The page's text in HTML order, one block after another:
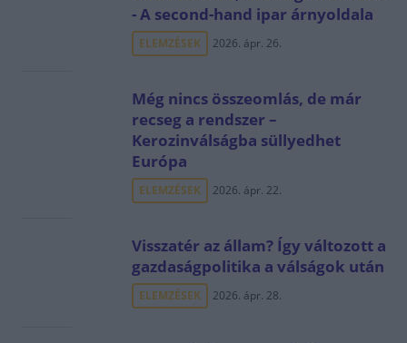
- A second-hand ipar árnyoldala
ELEMZÉSEK 2026. ápr. 26.
Még nincs összeomlás, de már
recseg a rendszer –
Kerozinválságba süllyedhet
Európa
ELEMZÉSEK 2026. ápr. 22.
Visszatér az állam? Így változott a
gazdaságpolitika a válságok után
ELEMZÉSEK 2026. ápr. 28.